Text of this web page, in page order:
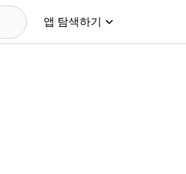
앱 탐색하기